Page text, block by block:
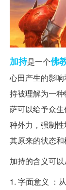
加持是一个佛
心田产生的影
持被理解为一
萨可以给予众
种外力，强制
其原来的状态和
加持的含义可以
1. 字面意义 ：